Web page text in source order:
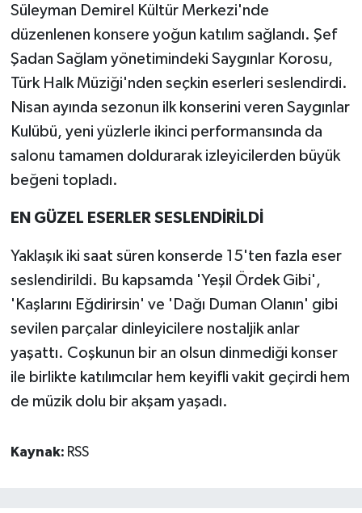
Süleyman Demirel Kültür Merkezi'nde
düzenlenen konsere yoğun katılım sağlandı. Şef
Şadan Sağlam yönetimindeki Saygınlar Korosu,
Türk Halk Müziği'nden seçkin eserleri seslendirdi.
Nisan ayında sezonun ilk konserini veren Saygınlar
Kulübü, yeni yüzlerle ikinci performansında da
salonu tamamen doldurarak izleyicilerden büyük
beğeni topladı.
EN GÜZEL ESERLER SESLENDİRİLDİ
Yaklaşık iki saat süren konserde 15'ten fazla eser
seslendirildi. Bu kapsamda 'Yeşil Ördek Gibi',
'Kaşlarını Eğdirirsin' ve 'Dağı Duman Olanın' gibi
sevilen parçalar dinleyicilere nostaljik anlar
yaşattı. Coşkunun bir an olsun dinmediği konser
ile birlikte katılımcılar hem keyifli vakit geçirdi hem
de müzik dolu bir akşam yaşadı.
Kaynak: RSS